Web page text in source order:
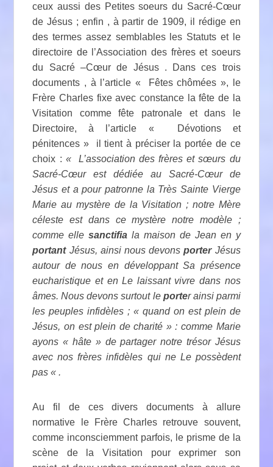
ceux aussi des Petites soeurs du Sacré-Cœur
de Jésus ; enfin , à partir de 1909, il rédige en
des termes assez semblables les Statuts et le
directoire de l’Association des frères et soeurs
du Sacré –Cœur de Jésus . Dans ces trois
documents , à l’article « Fêtes chômées », le
Frère Charles fixe avec constance la fête de la
Visitation comme fête patronale et dans le
Directoire, à l’article « Dévotions et
pénitences » il tient à préciser la portée de ce
choix : « L’association des frères et sœurs du
Sacré-Cœur est dédiée au Sacré-Cœur de
Jésus et a pour patronne la Très Sainte Vierge
Marie au mystère de la Visitation ; notre Mère
céleste est dans ce mystère notre modèle ;
comme elle sanctifia la maison de Jean en y
portant Jésus, ainsi nous devons porter Jésus
autour de nous en développant Sa présence
eucharistique et en Le laissant vivre dans nos
âmes. Nous devons surtout le porter ainsi parmi
les peuples infidèles ; « quand on est plein de
Jésus, on est plein de charité » : comme Marie
ayons « hâte » de partager notre trésor Jésus
avec nos frères infidèles qui ne Le possèdent
pas « .
Au fil de ces divers documents à allure
normative le Frère Charles retrouve souvent,
comme inconsciemment parfois, le prisme de la
scène de la Visitation pour exprimer son